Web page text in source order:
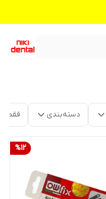
دسته‌بندی فقط
%12